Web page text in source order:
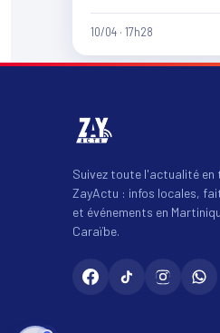
10/04 · 17h28
Suivez toute l'actualité en
ZayActu : infos locales,
et événements en
Caraïbe.